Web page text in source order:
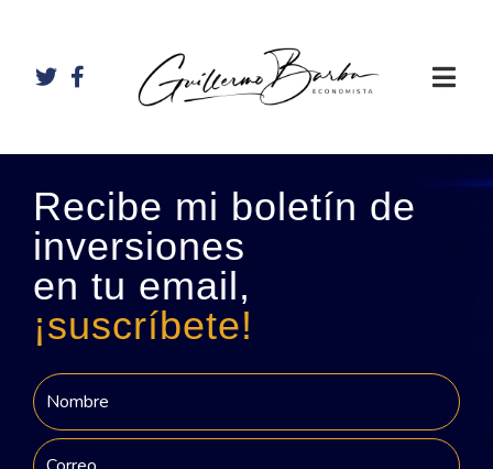
Recibe mi boletín de
inversiones
en tu email,
¡suscríbete!